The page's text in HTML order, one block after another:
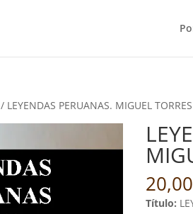
/ LEYENDAS PERUANAS. MIGUEL
20,00
Título: